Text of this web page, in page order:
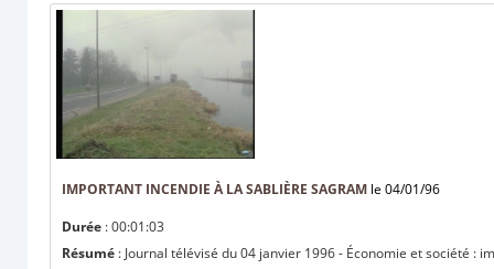
IMPORTANT INCENDIE À LA SABLIÈRE SAGRAM le 04/01/96
Durée : 00:01:03
Résumé : Journal télévisé du 04 janvier 1996 - Économie et société :